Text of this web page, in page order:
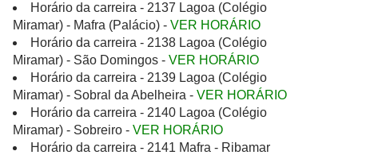
Horário da carreira - 2137 Lagoa (Colégio
Miramar) - Mafra (Palácio) - VER HORÁRIO
Horário da carreira - 2138 Lagoa (Colégio
Miramar) - São Domingos - VER HORÁRIO
Horário da carreira - 2139 Lagoa (Colégio
Miramar) - Sobral da Abelheira - VER HORÁRIO
Horário da carreira - 2140 Lagoa (Colégio
Miramar) - Sobreiro - VER HORÁRIO
Horário da carreira - 2141 Mafra - Ribamar